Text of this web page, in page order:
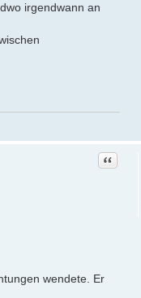
irgendwann an
Zitat
wendete. Er